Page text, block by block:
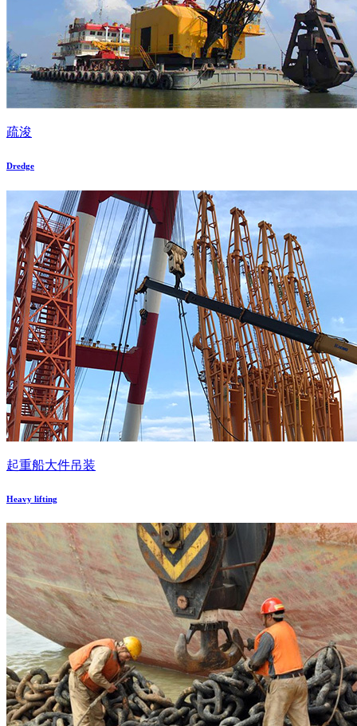
疏浚
Dredge
起重船大件吊装
Heavy lifting